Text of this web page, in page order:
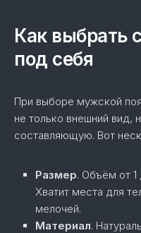
Как выбрать
под себя
При выборе мужской
не только внешний вид,
составляющую. Вот
Размер. Объём от
Хватит места для
мелочей.
Материал.